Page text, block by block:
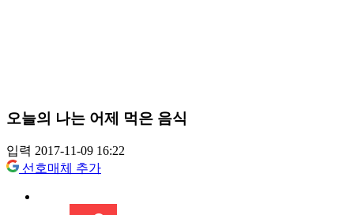
오늘의 나는 어제 먹은 음식
입력 2017-11-09 16:22
선호매체 추가